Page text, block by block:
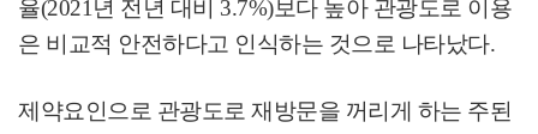
율(2021 년 전년 대비 3.7%)보다 높아 관광도로 이용
은 비교적 안전하다고 인식하는 것으로 나타났다.
제약요인으로 관광도로 재방문을 꺼리게 하는 주된